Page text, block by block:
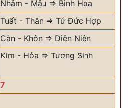
Nhâm - Mậu => Bình Hòa
Tuất - Thân => Tứ Đức Hợp
Càn - Khôn => Diên Niên
Kim - Hỏa => Tương Sinh
7